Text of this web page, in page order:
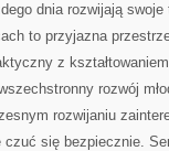
dnia rozwijają swoje
to przyjazna
z
rozwój
rozwijaniu
się bezpiecznie.